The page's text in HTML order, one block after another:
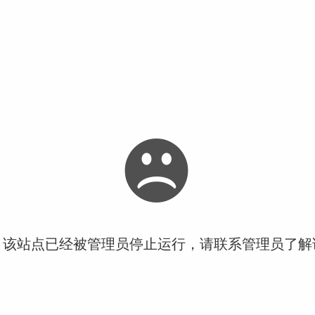
站点已经被管理员停止运行，请联系管理员了